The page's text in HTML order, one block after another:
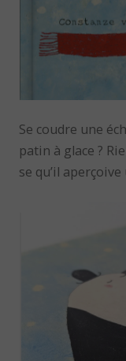
Se coudre une
patin à glace ?
se qu’il